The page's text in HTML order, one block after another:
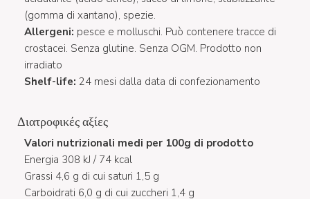
(gomma di xantano), spezie.
Allergeni: pesce e molluschi. Può contenere tracce di
crostacei. Senza glutine. Senza OGM. Prodotto non
irradiato
Shelf-life: 24 mesi dalla data di confezionamento
Διατροφικές αξίες
Valori nutrizionali medi per 100g di prodotto
Energia 308 kJ / 74 kcal
Grassi 4,6 g di cui saturi 1,5 g
Carboidrati 6,0 g di cui zuccheri 1,4 g